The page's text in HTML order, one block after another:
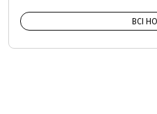
ВСІ